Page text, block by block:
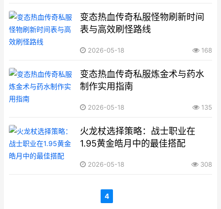
变态热血传奇私服怪物刷新时间
表与高效刷怪路线
2026-05-18 168
变态热血传奇私服炼金术与药水
制作实用指南
2026-05-18 135
火龙杖选择策略：战士职业在
1.95黄金皓月中的最佳搭配
2026-05-18 308
4